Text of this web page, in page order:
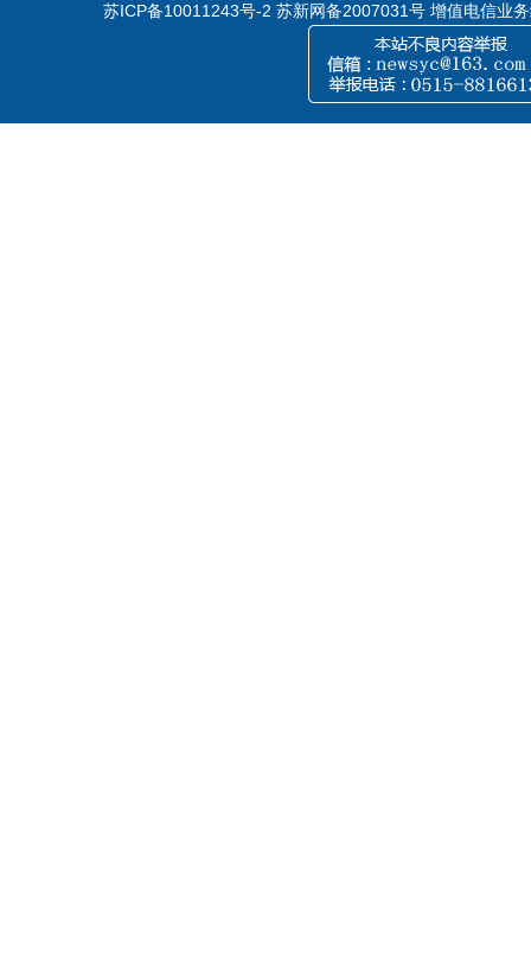
苏ICP备10011243号-2 苏新网备2007031号 增值电信业